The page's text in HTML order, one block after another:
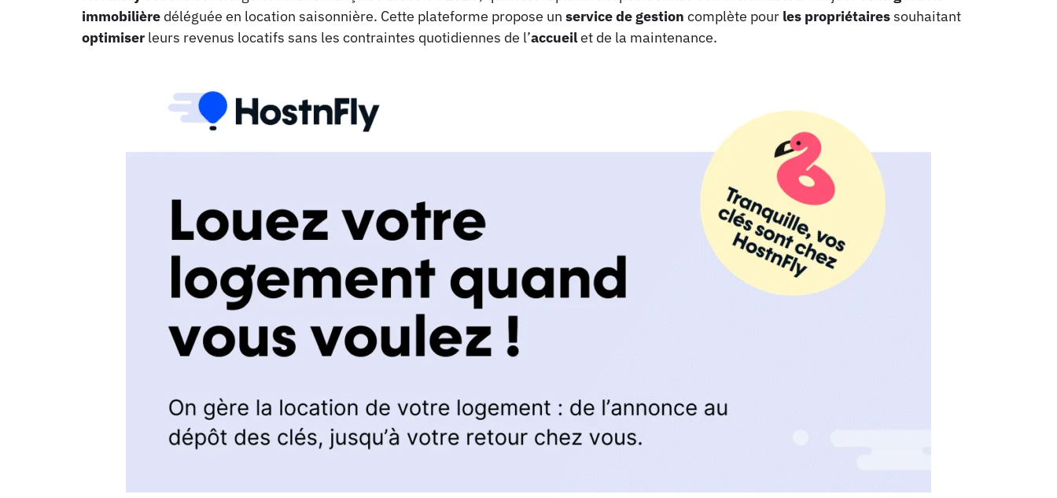
immobilière déléguée en location saisonnière. Cette plateforme propose un service de gestion complète pour les propriétairessouhaitant
optimiser leurs revenus locatifs sans les contraintes quotidiennes de l’accueilet de la maintenance.